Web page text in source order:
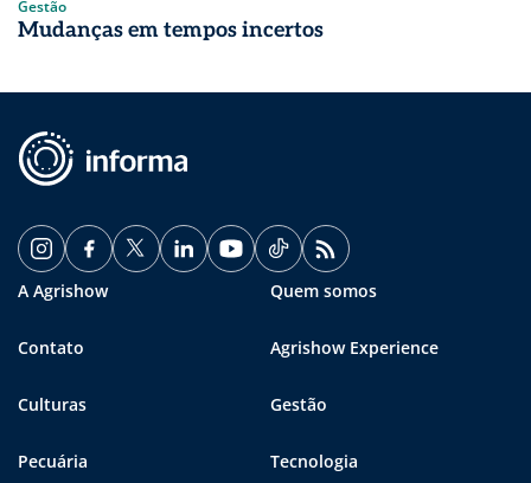
Gestão
Mudanças em tempos incertos
A Agrishow Quem somos
Contato Agrishow Experience
Culturas Gestão
Pecuária Tecnologia